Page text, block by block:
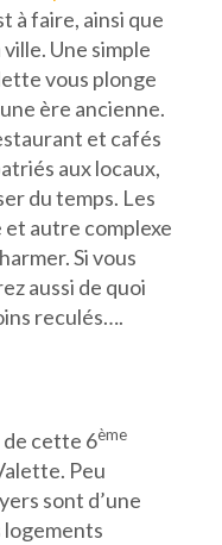
à faire, ainsi que
Une simple
vous plonge
ère ancienne.
et cafés
aux locaux,
du temps. Les
et autre complexe
Si vous
aussi de quoi
reculés….
de cette 6ème
Peu
sont d’une
logements